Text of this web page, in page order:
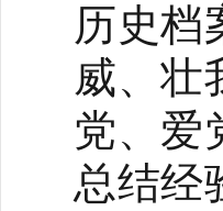
历史档
威、壮
党、爱
总结经